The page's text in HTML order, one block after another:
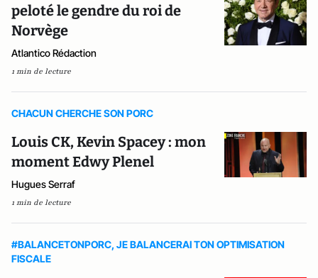
peloté le gendre du roi de
Norvège
Atlantico Rédaction
1 min de lecture
CHACUN CHERCHE SON PORC
Louis CK, Kevin Spacey : mon
moment Edwy Plenel
Hugues Serraf
1 min de lecture
#BALANCETONPORC, JE BALANCERAI TON OPTIMISATION
FISCALE